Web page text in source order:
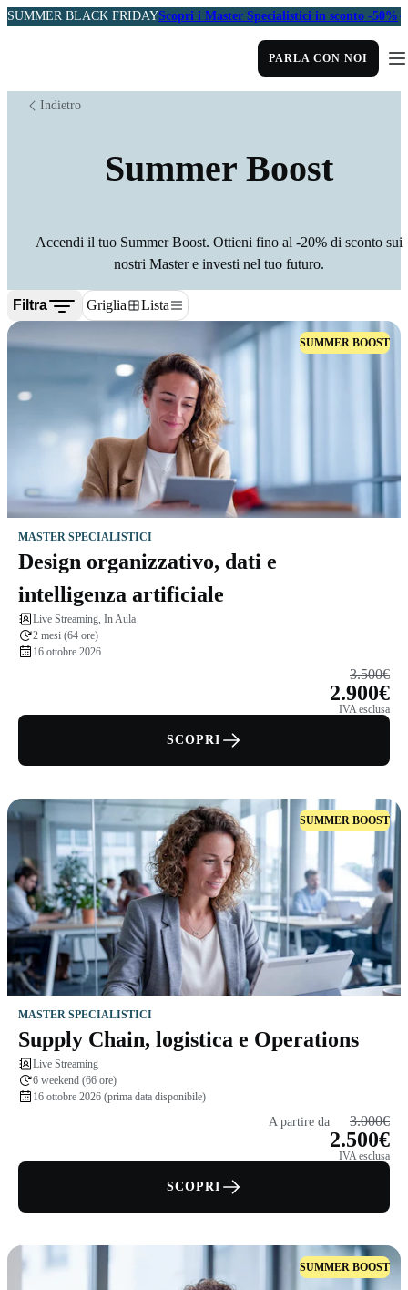
SUMMER BLACK FRIDAYScopri i Master Specialistici in sconto -50%
PARLA CON NOI
Indietro
Summer Boost
Accendi il tuo Summer Boost. Ottieni fino al -20% di sconto sui
nostri Master e investi nel tuo futuro.
Filtra Griglia Lista
SUMMER BOOST
MASTER SPECIALISTICI
Design organizzativo, dati e
intelligenza artificiale
Live Streaming, In Aula
2 mesi (64 ore)
16 ottobre 2026
3.500€
2.900€
IVA esclusa
SCOPRI
SUMMER BOOST
MASTER SPECIALISTICI
Supply Chain, logistica e Operations
Live Streaming
6 weekend (66 ore)
16 ottobre 2026 (prima data disponibile)
A partire da 3.000€
2.500€
IVA esclusa
SCOPRI
SUMMER BOOST